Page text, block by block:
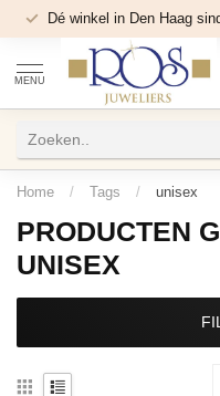
Dé winkel in Den Haag
MENU
Home / Tags / unisex
PRODUCTEN
UNISEX